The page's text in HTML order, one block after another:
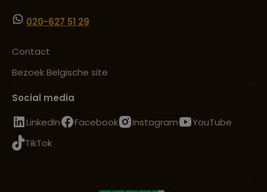
020-627 51 29
Contact
Bezoek Belgische site
Social media
LinkedIn
Facebook Instagram
YouTube
TikTok